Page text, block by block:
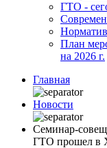
ГТО -
План
на 2026 г.
Главная
Новости
Семинар-
ГТО прошел в